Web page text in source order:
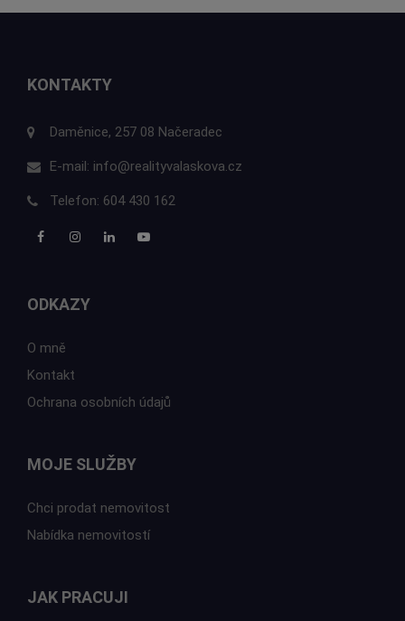
KONTAKTY
Daměnice, 257 08 Načeradec
E-mail: info@realityvalaskova.cz
Telefon: 604 430 162
ODKAZY
O mně
Kontakt
Ochrana osobních údajů
MOJE SLUŽBY
Chci prodat nemovitost
Nabídka nemovitostí
JAK PRACUJI